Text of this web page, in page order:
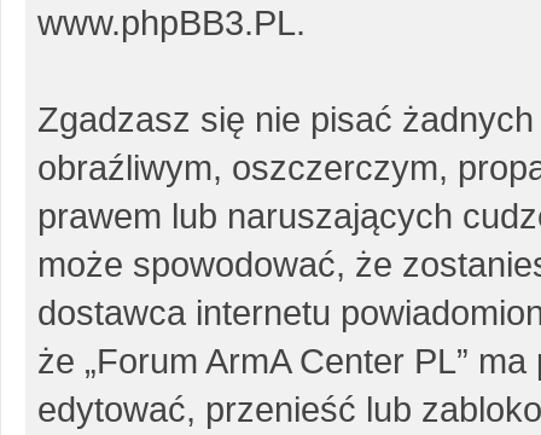
www.phpBB3.PL.
Zgadzasz się nie pisać
obraźliwym, oszczerczym,
prawem lub naruszających
może spowodować, że
dostawca internetu
że „Forum ArmA Center PL”
edytować, przenieść lub